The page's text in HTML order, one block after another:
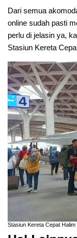
Dari semua
online sudah pasti
perlu di jelasin ya,
Stasiun Kereta
Stasiun Kereta Cepat